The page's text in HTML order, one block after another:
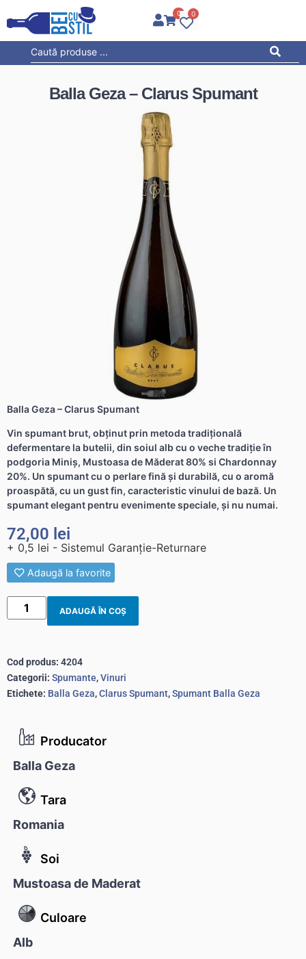
0 0
Producator
Balla Geza
Tara
Romania
Soi
Mustoasa de Maderat
Culoare
Alb
Balla Geza – Clarus Spumant
Balla Geza – Clarus Spumant
Vin spumant brut, obținut prin metoda tradițională
defermentare la butelii, din soiul alb cu o veche tradiție în
podgoria Miniș, Mustoasa de Măderat 80% si Chardonnay
20%. Un spumant cu o perlare fină și durabilă, cu o aromă
proaspătă, cu un gust fin, caracteristic vinului de bază. Un
spumant elegant pentru evenimente speciale, și nu numai.
72,00 lei
+ 0,5 lei - Sistemul Garanție-Returnare
Adaugă la favorite
ADAUGĂ ÎN COȘ
Cod produs: 4204
Categorii: Spumante,Vinuri
Etichete: Balla Geza,Clarus Spumant,Spumant Balla Geza